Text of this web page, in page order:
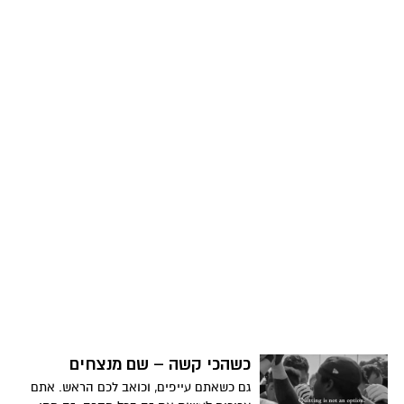
כשהכי קשה – שם מנצחים
גם כשאתם עייפים, וכואב לכם הראש. אתם